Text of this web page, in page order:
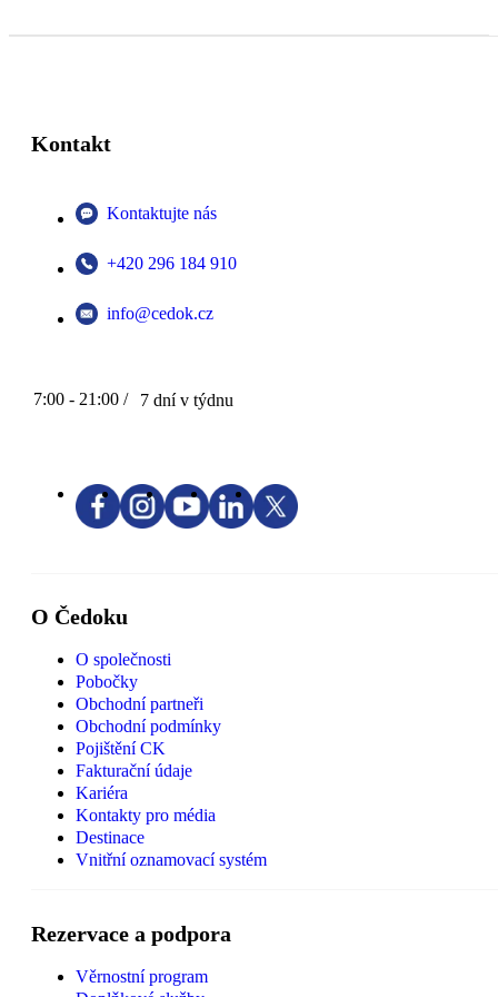
Kontakt
Kontaktujte nás
+420 296 184 910
info@cedok.cz
7:00 - 21:00 / 7 dní v týdnu
O Čedoku
O společnosti
Pobočky
Obchodní partneři
Obchodní podmínky
Pojištění CK
Fakturační údaje
Kariéra
Kontakty pro média
Destinace
Vnitřní oznamovací systém
Rezervace a podpora
Věrnostní program